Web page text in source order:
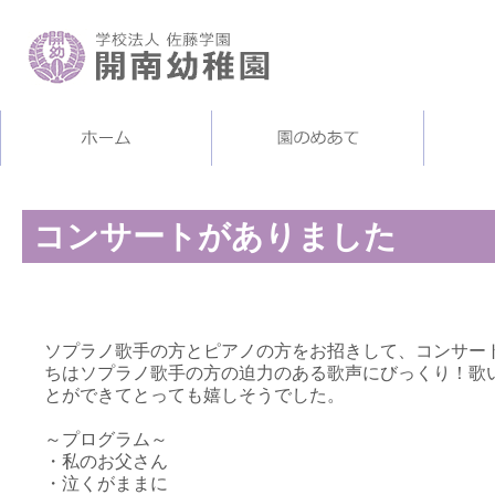
コンサートがありました
ソプラノ歌手の方とピアノの方をお招きして、コンサ
ちはソプラノ歌手の方の迫力のある歌声にびっくり！
とができてとっても嬉しそうでした。
～プログラム～
・私のお父さん
・泣くがままに